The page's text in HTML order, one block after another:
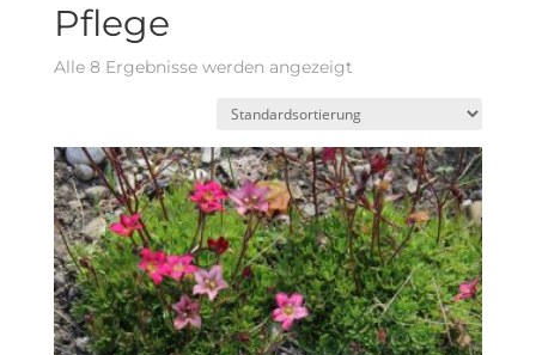
Pflege
Alle 8 Ergebnisse werden angezeigt